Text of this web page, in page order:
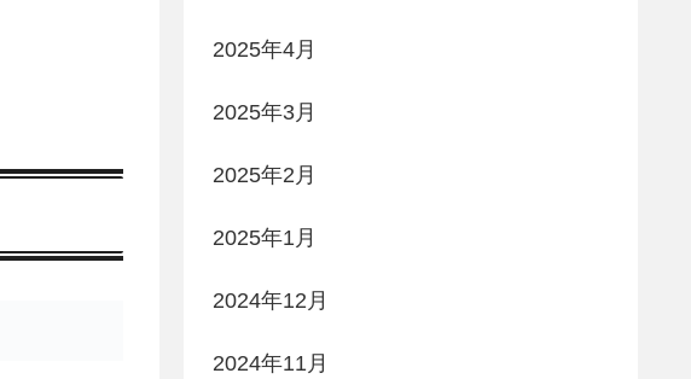
2025年4月
2025年3月
2025年2月
2025年1月
2024年12月
2024年11月